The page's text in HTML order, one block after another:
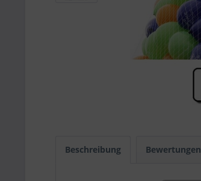
Beschreibung Bewertungen